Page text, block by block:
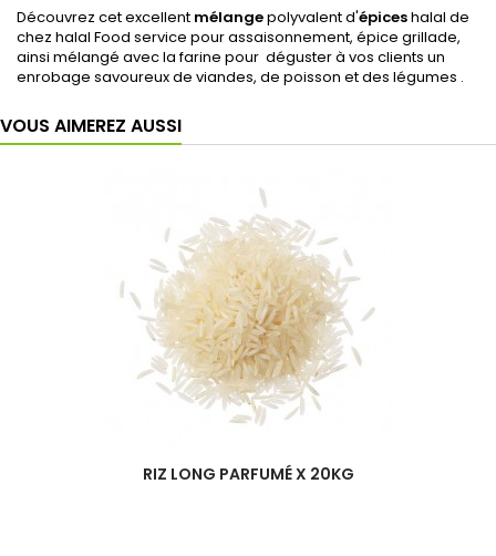
Découvrez cet excellent mélangepolyvalent d'épiceshalal de
chez halal Food service pour assaisonnement, épice grillade,
ainsi mélangé avec la farine pour déguster à vos clients un
enrobage savoureux de viandes, de poisson et des légumes .
VOUS AIMEREZ AUSSI
RIZ LONG PARFUMÉ X 20KG